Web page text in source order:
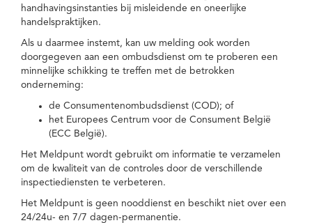
handhavingsinstanties bij misleidende en oneerlijke
handelspraktijken.
Als u daarmee instemt, kan uw melding ook worden
doorgegeven aan een ombudsdienst om te proberen een
minnelijke schikking te treffen met de betrokken
onderneming:
de Consumentenombudsdienst (COD); of
het Europees Centrum voor de Consument België
(ECC België).
Het Meldpunt wordt gebruikt om informatie te verzamelen
om de kwaliteit van de controles door de verschillende
inspectiediensten te verbeteren.
Het Meldpunt is geen nooddienst en beschikt niet over een
24/24u- en 7/7 dagen-permanentie.